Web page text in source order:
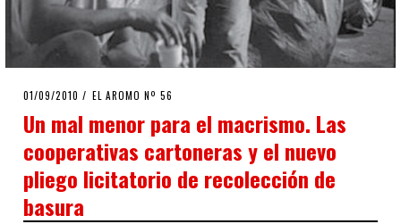
POSTED
01/09/2010 08/08/2020
EL AROMO Nº 56
Un mal menor para el macrismo. Las
cooperativas cartoneras y el nuevo
pliego licitatorio de recolección de
basura